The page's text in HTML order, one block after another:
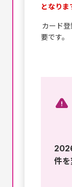
となりま
カード
要です。
件を